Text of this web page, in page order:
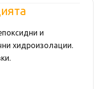
и
хидроизолации.